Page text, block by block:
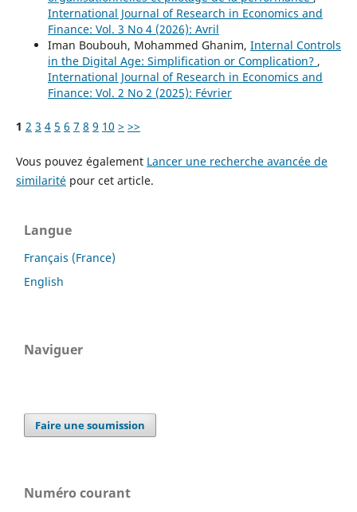
International Journal of Research in Economics and
Finance: Vol. 3 No 4 (2026): Avril
Iman Boubouh, Mohammed Ghanim, Internal Controls
in the Digital Age: Simplification or Complication? ,
International Journal of Research in Economics and
Finance: Vol. 2 No 2 (2025): Février
1 2 3 4 5 6 7 8 9 10 > >>
Vous pouvez également Lancer une recherche avancée de
similaritépour cet article.
Langue
Français (France)
English
Naviguer
Faire une soumission
Numéro courant